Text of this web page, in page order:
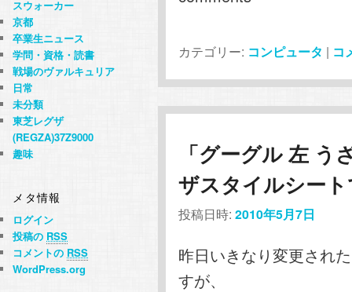
カテゴリー: コンピュータ | コ
「グーグル 左 う
ザスタイルシー
投稿日時: 2010年5月7日
昨日いきなり変更され
すが、
スウォーカー
京都
卒業生ニュース
学問・資格・読書
戦場のヴァルキュリア
日常
未分類
東芝レグザ
(REGZA)37Z9000
趣味
メタ情報
ログイン
投稿の RSS
コメントの RSS
WordPress.org